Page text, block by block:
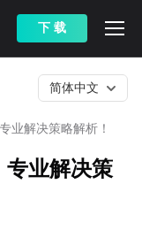
下 载
业解决策略解析！
简体中文
业解决策